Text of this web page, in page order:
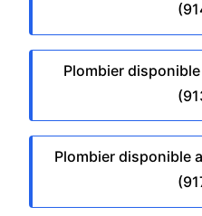
Plombier
Plombier disponible